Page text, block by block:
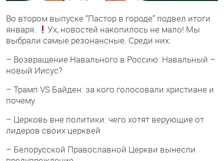
Во втором выпуске “Пастор в городе” подвел итоги
января.
Ух, новостей накопилось не мало! Мы
выбрали самые резонансные. Среди них:
– Возвращение Навального в Россию: Навальный –
новый Иисус?
– Трамп VS Байден: за кого голосовали христиане и
почему
– Церковь вне политики: чего хотят верующие от
лидеров своих церквей
– Белорусской Православной Церкви вынесли